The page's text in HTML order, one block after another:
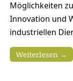
Möglichkeiten
Innovation und
industriellen
Weiterlesen →